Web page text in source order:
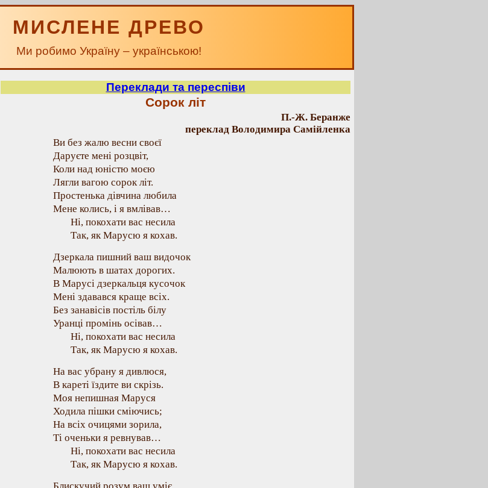
МИСЛЕНЕ ДРЕВО
Ми робимо Україну – українською!
Переклади та переспіви
Сорок літ
П.-Ж. Беранже
переклад Володимира Самійленка
Ви без жалю весни своєї
Даруєте мені розцвіт,
Коли над юністю моєю
Лягли вагою сорок літ.
Простенька дівчина любила
Мене колись, і я вмлівав…
Ні, покохати вас несила
Так, як Марусю я кохав.
Дзеркала пишний ваш видочок
Малюють в шатах дорогих.
В Марусі дзеркальця кусочок
Мені здавався краще всіх.
Без занавісів постіль білу
Уранці промінь осівав…
Ні, покохати вас несила
Так, як Марусю я кохав.
На вас убрану я дивлюся,
В кареті їздите ви скрізь.
Моя непишная Маруся
Ходила пішки сміючись;
На всіх очицями зорила,
Ті оченьки я ревнував…
Ні, покохати вас несила
Так, як Марусю я кохав.